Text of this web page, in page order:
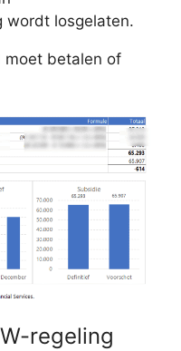
wordt losgelaten.
moet betalen of
regeling